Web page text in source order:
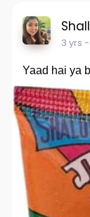
3 yrs -
Yaad hai ya